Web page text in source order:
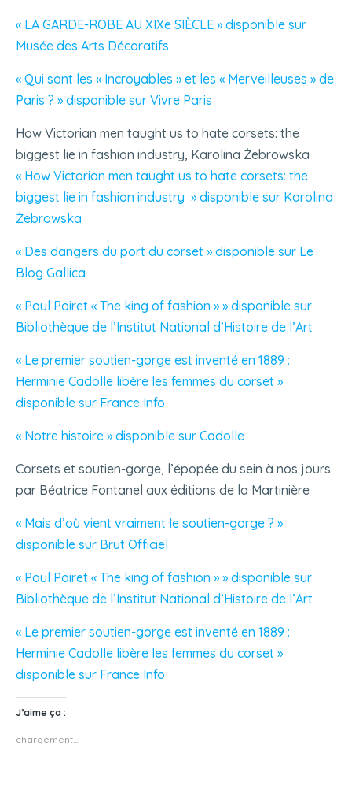
« LA GARDE-ROBE AU XIXe SIÈCLE » disponible sur
Musée des Arts Décoratifs
« Qui sont les « Incroyables » et les « Merveilleuses » de
Paris ? » disponible sur Vivre Paris
How Victorian men taught us to hate corsets: the
biggest lie in fashion industry, Karolina Żebrowska
« How Victorian men taught us to hate corsets: the
biggest lie in fashion industry » disponible sur Karolina
Żebrowska
« Des dangers du port du corset » disponible sur Le
Blog Gallica
« Paul Poiret « The king of fashion » » disponible sur
Bibliothèque de l’Institut National d’Histoire de l’Art
« Le premier soutien-gorge est inventé en 1889 :
Herminie Cadolle libère les femmes du corset »
disponible sur France Info
« Notre histoire » disponible sur Cadolle
Corsets et soutien-gorge, l’épopée du sein à nos jours
par Béatrice Fontanel aux éditions de la Martinière
« Mais d’où vient vraiment le soutien-gorge ? »
disponible sur Brut Officiel
« Paul Poiret « The king of fashion » » disponible sur
Bibliothèque de l’Institut National d’Histoire de l’Art
« Le premier soutien-gorge est inventé en 1889 :
Herminie Cadolle libère les femmes du corset »
disponible sur France Info
J’aime ça :
chargement…